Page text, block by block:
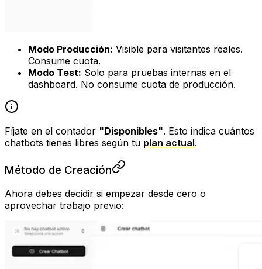
Modo Producción: Visible para visitantes reales.
Consume cuota.
Modo Test: Solo para pruebas internas en el
dashboard. No consume cuota de producción.
Fíjate en el contador "Disponibles". Esto indica cuántos
chatbots tienes libres según tu plan actual.
Método de Creación
Ahora debes decidir si empezar desde cero o
aprovechar trabajo previo: